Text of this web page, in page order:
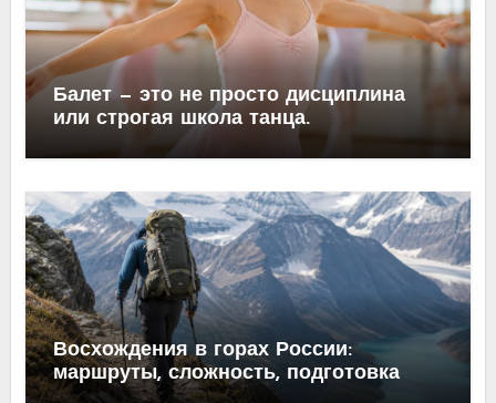
Балет — это не просто дисциплина
или строгая школа танца.
Восхождения в горах России:
маршруты, сложность, подготовка